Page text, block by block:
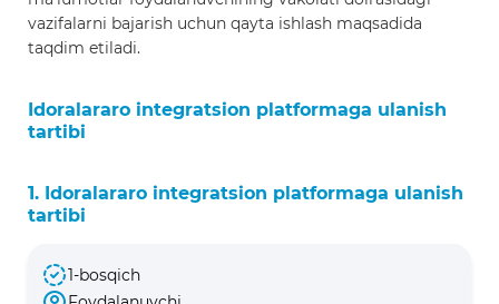
vazifalarni bajarish uchun qayta ishlash maqsadida
taqdim etiladi.
Idoralararo integratsion platformaga ulanish
tartibi
1. Idoralararo integratsion platformaga ulanish
tartibi
1-bosqich